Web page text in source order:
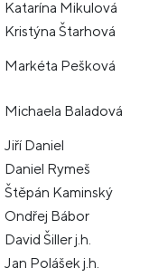
Katarína Mikulová
Kristýna Štarhová
Markéta Pešková
Michaela Baladová
Jiří Daniel
Daniel Rymeš
Štěpán Kaminský
Ondřej Bábor
David Šiller j.h.
Jan Polášek j.h.